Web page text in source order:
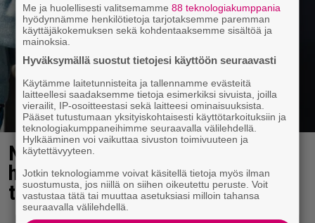
Näky pullonpalautusautomaatilla
hekotuttaa – joku taatusti repinyt
tahallaan
Me ja huolellisesti valitsemamme88 teknologiakumppania
hyödynnämme henkilötietoja tarjotaksemme paremman
käyttäjäkokemuksen sekä kohdentaaksemme sisältöä ja
mainoksia.
Hyväksymällä suostut tietojesi käyttöön seuraavasti
Käytämme laitetunnisteita ja tallennamme evästeitä
laitteellesi saadaksemme tietoja esimerkiksi sivuista, joilla
vierailit, IP-osoitteestasi sekä laitteesi ominaisuuksista.
Pääset tutustumaan yksityiskohtaisesti käyttötarkoituksiin ja
teknologiakumppaneihimme seuraavalla välilehdellä.
Hylkääminen voi vaikuttaa sivuston toimivuuteen ja
käytettävyyteen.
Jotkin teknologiamme voivat käsitellä tietoja myös ilman
suostumusta, jos niillä on siihen oikeutettu peruste. Voit
vastustaa tätä tai muuttaa asetuksiasi milloin tahansa
seuraavalla välilehdellä.